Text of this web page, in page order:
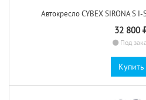
Автокресло CYBEX SIRONA S I-
32 800
Под
Купить